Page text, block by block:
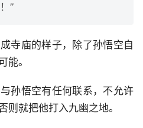
”
寺庙的样子，除了孙悟空自
能。
孙悟空有任何联系，不允许
则就把他打入九幽之地。